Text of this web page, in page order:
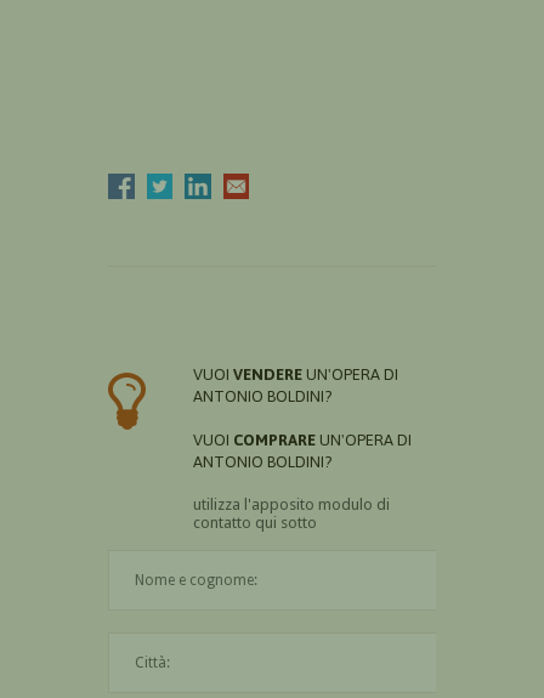
VUOI VENDERE UN'OPERA DI
ANTONIO BOLDINI?
VUOI COMPRARE UN'OPERA DI
ANTONIO BOLDINI?
utilizza l'apposito modulo di
contatto qui sotto